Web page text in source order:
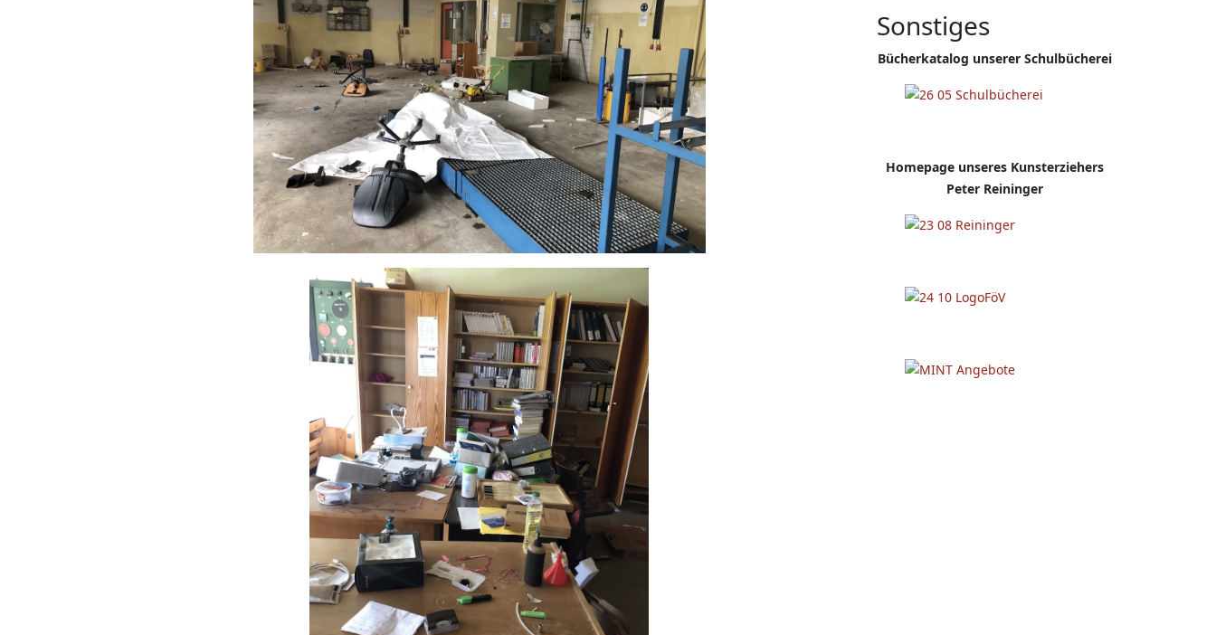
Sonstiges
Bücherkatalog unserer Schulbücherei
Homepage unseres Kunsterziehers
Peter Reininger